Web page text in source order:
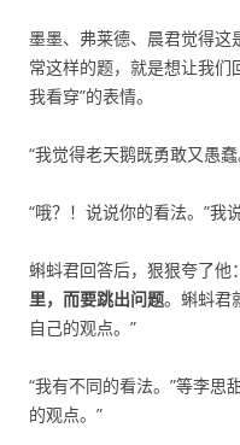
墨墨、弗莱德、晨君觉得这
常这样的题，就是想让我们
我看穿”的表情。
“我觉得老天鹅既勇敢又愚蠢
“哦？！说说你的看法。”我说
蝌蚪君回答后，狠狠夸了他
里，而要跳出问题。蝌蚪君
自己的观点。”
“我有不同的看法。”等李思
的观点。”